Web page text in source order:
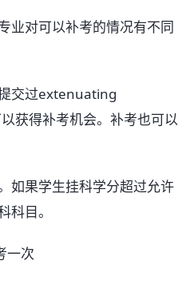
业对可以补考的情况有不同
交过extenuating
获得补考机会。补考也可以
如果学生挂科学分超过允许
科目。
一次